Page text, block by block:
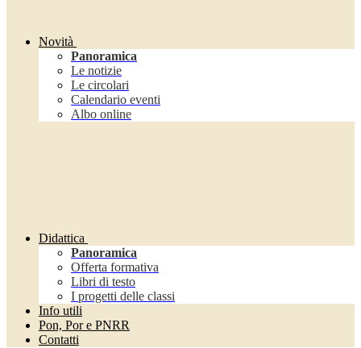
Novità
Panoramica
Le notizie
Le circolari
Calendario eventi
Albo online
Didattica
Panoramica
Offerta formativa
Libri di testo
I progetti delle classi
Info utili
Pon, Por e PNRR
Contatti